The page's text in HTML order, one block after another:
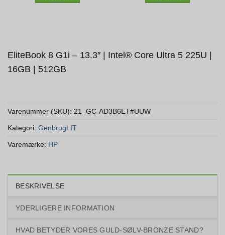
EliteBook 8 G1i – 13.3″ | Intel® Core Ultra 5 225U |
16GB | 512GB
Varenummer (SKU): 21_GC-AD3B6ET#UUW
Kategori: Genbrugt IT
Varemærke: HP
BESKRIVELSE
YDERLIGERE INFORMATION
HVAD BETYDER VORES GULD-SØLV-BRONZE STAND?